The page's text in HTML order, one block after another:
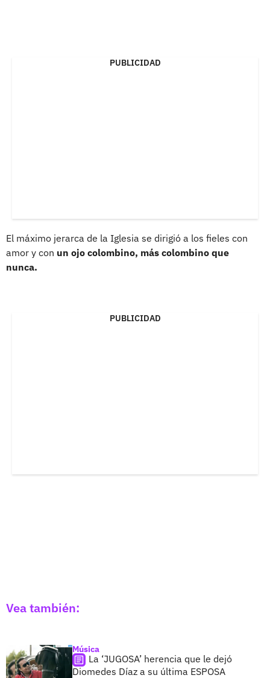
PUBLICIDAD
El máximo jerarca de la Iglesia se dirigió a los fieles con
amor y con un ojo colombino, más colombino que
nunca.
PUBLICIDAD
Vea también:
Música
La ‘JUGOSA’ herencia que le dejó
Diomedes Díaz a su última ESPOSA